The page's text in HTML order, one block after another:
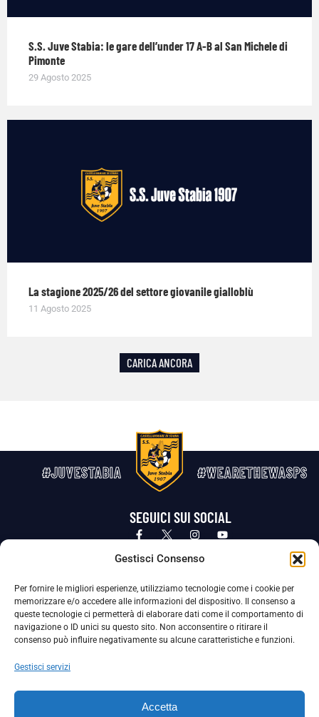
Gestisci Consenso
Per fornire le migliori esperienze, utilizziamo tecnologie come i cookie per
memorizzare e/o accedere alle informazioni del dispositivo. Il consenso a
queste tecnologie ci permetterà di elaborare dati come il comportamento di
navigazione o ID unici su questo sito. Non acconsentire o ritirare il
consenso può influire negativamente su alcune caratteristiche e funzioni.
Gestisci servizi
Accetta
S.S. Juve Stabia: le gare dell’under 17 A-B al San Michele di
Pimonte
29 Agosto 2025
La stagione 2025/26 del settore giovanile gialloblù
11 Agosto 2025
CARICA ANCORA
#JUVESTABIA #WEARETHEWASPS
SEGUICI SUI SOCIAL
Privacy Policy Cookie Policy
La Società ha nominato il Responsabile della Protezione dei Dati Personali (DPO), figura specializzata che vigila sulle modalità
adottate dalla nostra Società per tutelare i Suoi dati personali.
Per contattare il DPO può scrivere a